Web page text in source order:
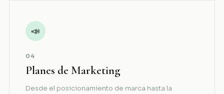
📣
04
Planes de Marketing
Desde el posicionamiento de marca hasta la